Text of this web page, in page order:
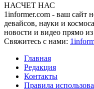
НАСЧЕТ НАС
1informer.com - ваш сайт
девайсов, науки и
новости и видео прямо
Свяжитесь с нами:
Главная
Редакция
Контакты
Правила